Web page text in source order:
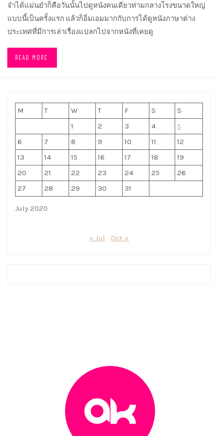
จำได้แม่นยำก็คือวันนั้นไปดูหนังคนเดียวท่ามกลางโรงขนาดใหญ่
แบบนี้เป็นครั้งแรก แล้วก็อิ่มเอมมากกับการได้ดูหนังภาษาต่าง
ประเทศที่มีการเล่าเรื่องแปลกไปจากหนังที่เคยดู
READ MORE
July 2020
M T W T F S
S
1
2 3 4
5
6
7 8 9 10 11
12
13
14 15 16 17 18
19
20
21 22 23 24 25
26
27
28 29 30 31
« Jul Oct »